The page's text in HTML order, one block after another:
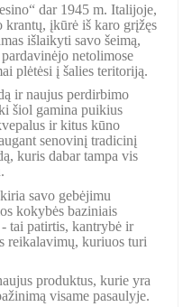
dar 1945 m. Italijoje,
įkūrė iš karo grįžęs
išlaikyti savo šeimą,
netolimose
plėtėsi į šalies teritoriją.
ir naujus perdirbimo
šiol gamina puikius
ir kitus kūno
senovinį tradicinį
kuris dabar tampa vis
savo gebėjimu
kokybės baziniais
tai patirtis, kantrybė ir
reikalavimų, kuriuos turi
produktus, kurie yra
visame pasaulyje.